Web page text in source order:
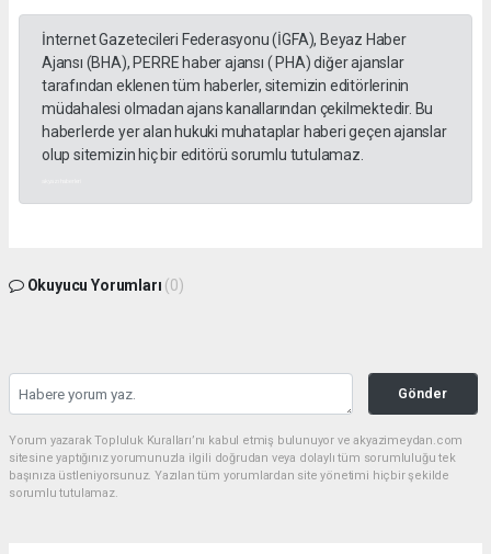
İnternet Gazetecileri Federasyonu (İGFA), Beyaz Haber
Ajansı (BHA), PERRE haber ajansı ( PHA) diğer ajanslar
tarafından eklenen tüm haberler, sitemizin editörlerinin
müdahalesi olmadan ajans kanallarından çekilmektedir. Bu
haberlerde yer alan hukuki muhataplar haberi geçen ajanslar
olup sitemizin hiç bir editörü sorumlu tutulamaz.
Okuyucu Yorumları (0)
Gönder
Yorum yazarak Topluluk Kuralları’nı kabul etmiş bulunuyor ve akyazimeydan.com
sitesine yaptığınız yorumunuzla ilgili doğrudan veya dolaylı tüm sorumluluğu tek
başınıza üstleniyorsunuz. Yazılan tüm yorumlardan site yönetimi hiçbir şekilde
sorumlu tutulamaz.